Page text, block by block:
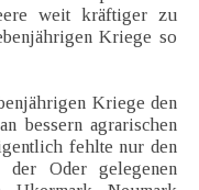
weit kräftiger zu
Kriege so
Kriege den
bessern agrarischen
fehlte nur den
Oder gelegenen